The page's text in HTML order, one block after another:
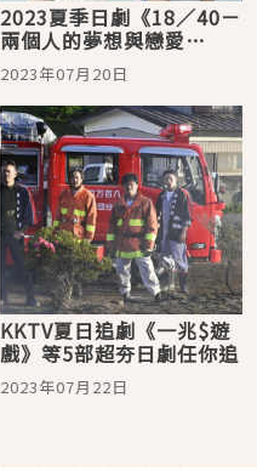
2023夏季日劇《18／40－
兩個人的夢想與戀愛
－》：福原遙 X 深田恭子
雙主演！
2023年07月20日
KKTV夏日追劇《一兆$遊
戲》等5部超夯日劇任你追
2023年07月22日